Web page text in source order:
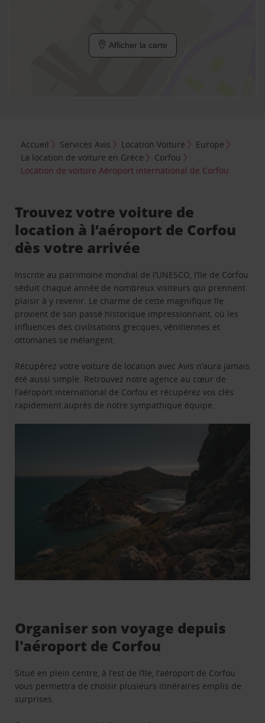
Afficher la carte
Accueil Services Avis Location Voiture
Europe
La location de voiture en Grèce
Corfou
Location de voiture Aéroport international de Corfou
Trouvez votre voiture de
location à l’aéroport de Corfou
dès votre arrivée
Inscrite au patrimoine mondial de l’UNESCO, l’île de Corfou
séduit chaque année de nombreux visiteurs qui prennent
plaisir à y revenir. Le charme de cette magnifique île
provient de son passé historique impressionnant, où les
influences des civilisations grecques, vénitiennes et
ottomanes se mélangent.
Récupérez votre voiture de location avec Avis n’aura jamais
été aussi simple. Retrouvez notre agence au cœur de
l’aéroport international de Corfou et récupérez vos clés
rapidement auprès de notre sympathique équipe.
Organiser son voyage depuis
l'aéroport de Corfou
Situé en plein centre, à l’est de l’île, l’aéroport de Corfou
vous permettra de choisir plusieurs itinéraires emplis de
surprises.